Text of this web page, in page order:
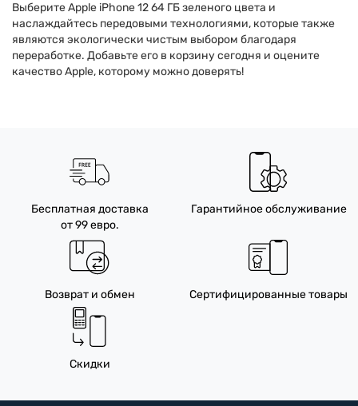
Выберите Apple iPhone 12 64 ГБ зеленого цвета и
наслаждайтесь передовыми технологиями, которые также
являются экологически чистым выбором благодаря
переработке. Добавьте его в корзину сегодня и оцените
качество Apple, которому можно доверять!
Бесплатная доставка
от 99 евро.
Гарантийное обслуживание
Возврат и обмен Сертифицированные товары
Скидки